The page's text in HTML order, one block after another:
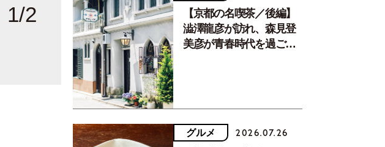
1/2
【京都の名喫茶／後編】
澁澤龍彦が訪れ、森見登
美彦が青春時代を過ごし
グルメ 2026.07.26